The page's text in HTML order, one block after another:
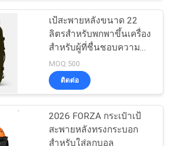
ก็บของ EVA
เป้สะพายหลังขนาด 22
ลิตรสำหรับพกพาขึ้นเครื่อง
สำหรับผู้ที่ชื่นชอบความ
เรียบง่ายแต่ต้องการความ
ทนทานสูงสุดสำหรับเป้
ประจำวัน
MOQ:500
ติดต่อ
2026 FORZA กระเป๋าเป้
สะพายหลังทรงกระบอก
สำหรับใส่ลูกบอล